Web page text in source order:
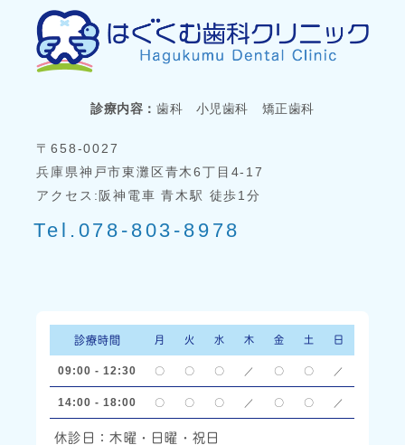
診療内容：歯科 小児歯科 矯正歯科
〒658-0027
兵庫県神戸市東灘区青木6丁目4-17
アクセス:阪神電車 青木駅 徒歩1分
Tel.078-803-8978
診療時間 月 火 水 木 金 土 日
09:00 - 12:30 〇 〇 〇 ／ 〇 〇 ／
14:00 - 18:00 〇 〇 〇 ／ 〇 〇 ／
休診日：木曜・日曜・祝日